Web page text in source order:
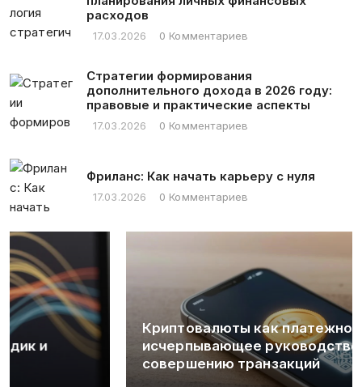
расходов
17.03.2026 0 Комментариев
Стратегии формирования
дополнительного дохода в 2026 году:
правовые и практические аспекты
17.03.2026 0 Комментариев
Фриланс: Как начать карьеру с нуля
17.03.2026 0 Комментариев
Криптовалюты как платежное средство:
исчерпывающее руководство по
совершению транзакций